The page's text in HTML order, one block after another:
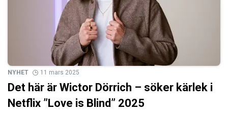
NYHET 11 mars 2025
Det här är Wictor Dörrich – söker kärlek i
Netflix ”Love is Blind” 2025